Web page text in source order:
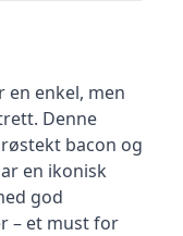
en enkel, men
Denne
bacon og
en ikonisk
god
– et must for